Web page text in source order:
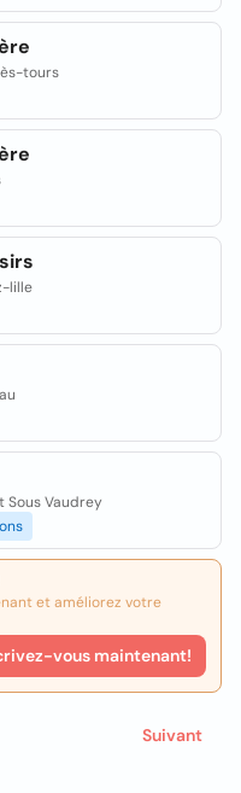
tours
lille
Sous Vaudrey
et améliorez votre
vous maintenant!
Suivant